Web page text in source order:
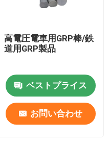
高電圧電車用GRP棒/鉄
道用GRP製品
ベストプライス
お問い合わせ